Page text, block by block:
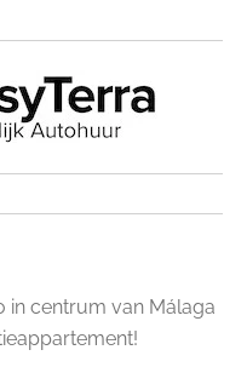
in centrum van Málaga